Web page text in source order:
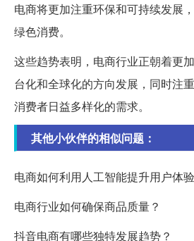
电商将更加注重环保和可持续发展
绿色消费。
这些趋势表明，电商行业正朝着更
台化和全球化的方向发展，同时注
消费者日益多样化的需求。
其他小伙伴的相似问题：
电商如何利用人工智能提升用户体
电商行业如何确保商品质量？
抖音电商有哪些独特发展趋势？